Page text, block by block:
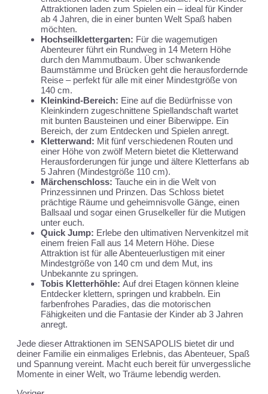
Attraktionen laden zum Spielen ein – ideal für Kinder
ab 4 Jahren, die in einer bunten Welt Spaß haben
möchten.
Hochseilklettergarten: Für die wagemutigen
Abenteurer führt ein Rundweg in 14 Metern Höhe
durch den Mammutbaum. Über schwankende
Baumstämme und Brücken geht die herausfordernde
Reise – perfekt für alle mit einer Mindestgröße von
140 cm.
Kleinkind-Bereich: Eine auf die Bedürfnisse von
Kleinkindern zugeschnittene Spiellandschaft wartet
mit bunten Bausteinen und einer Biberwippe. Ein
Bereich, der zum Entdecken und Spielen anregt.
Kletterwand: Mit fünf verschiedenen Routen und
einer Höhe von zwölf Metern bietet die Kletterwand
Herausforderungen für junge und ältere Kletterfans ab
5 Jahren (Mindestgröße 110 cm).
Märchenschloss: Tauche ein in die Welt von
Prinzessinnen und Prinzen. Das Schloss bietet
prächtige Räume und geheimnisvolle Gänge, einen
Ballsaal und sogar einen Gruselkeller für die Mutigen
unter euch.
Quick Jump: Erlebe den ultimativen Nervenkitzel mit
einem freien Fall aus 14 Metern Höhe. Diese
Attraktion ist für alle Abenteuerlustigen mit einer
Mindestgröße von 140 cm und dem Mut, ins
Unbekannte zu springen.
Tobis Kletterhöhle: Auf drei Etagen können kleine
Entdecker klettern, springen und krabbeln. Ein
farbenfrohes Paradies, das die motorischen
Fähigkeiten und die Fantasie der Kinder ab 3 Jahren
anregt.
Jede dieser Attraktionen im SENSAPOLIS bietet dir und
deiner Familie ein einmaliges Erlebnis, das Abenteuer, Spaß
und Spannung vereint. Macht euch bereit für unvergessliche
Momente in einer Welt, wo Träume lebendig werden.